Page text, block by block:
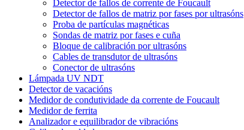
Detector de fallos de corrente de Foucault
Detector de fallos de matriz por fases por ultrasóns
Proba de partículas magnéticas
Sondas de matriz por fases e cuña
Bloque de calibración por ultrasóns
Cables de transdutor de ultrasóns
Conector de ultrasóns
Lámpada UV NDT
Detector de vacacións
Medidor de condutividade da corrente de Foucault
Medidor de ferrita
Analizador e equilibrador de vibracións